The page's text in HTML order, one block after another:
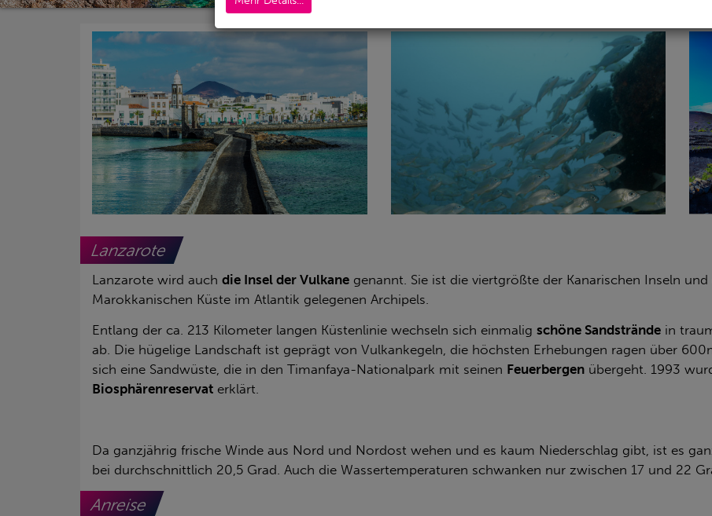
Lanzarote
Lanzarote wird auch die Insel der Vulkane genannt. Sie ist die viertgrößte der Kanarischen Inseln
Marokkanischen Küste im Atlantik gelegenen Archipels.
Entlang der ca. 213 Kilometer langen Küstenlinie wechseln sich einmalig schöne Sandstrände in
ab. Die hügelige Landschaft ist geprägt von Vulkankegeln, die höchsten Erhebungen ragen über
sich eine Sandwüste, die in den Timanfaya-Nationalpark mit seinen Feuerbergen übergeht. 1993
Biosphärenreservat erklärt.
Da ganzjährig frische Winde aus Nord und Nordost wehen und es kaum Niederschlag gibt, ist es
bei durchschnittlich 20,5 Grad. Auch die Wassertemperaturen schwanken nur zwischen 17 und 22
Anreise